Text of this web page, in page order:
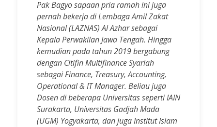
Pak Bagyo sapaan pria ramah ini juga
pernah bekerja di Lembaga Amil Zakat
Nasional (LAZNAS) Al Azhar sebagai
Kepala Perwakilan Jawa Tengah. Hingga
kemudian pada tahun 2019 bergabung
dengan Citifin Multifinance Syariah
sebagai Finance, Treasury, Accounting,
Operational & IT Manager. Beliau juga
Dosen di beberapa Universitas seperti IAIN
Surakarta, Universitas Gadjah Mada
(UGM) Yogyakarta, dan juga Institut Islam